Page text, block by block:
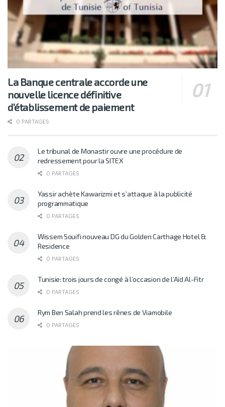
La Banque centrale accorde une
nouvelle licence définitive
d’établissement de paiement
0 PARTAGES
Le tribunal de Monastir ouvre une procédure de
redressement pour la SITEX
0 PARTAGES
Yassir achète Kawarizmi et s’attaque à la publicité
programmatique
0 PARTAGES
Wissem Souifi nouveau DG du Golden Carthage Hotel &
Residence
0 PARTAGES
Tunisie: trois jours de congé à l’occasion de l’Aïd Al-Fitr
0 PARTAGES
Rym Ben Salah prend les rênes de Viamobile
0 PARTAGES